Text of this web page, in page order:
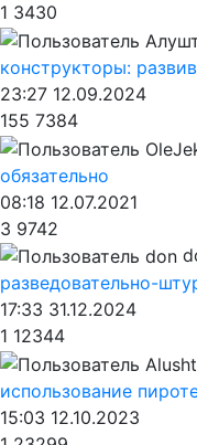
1 3430
конструкторы:
23:27 12.09.2024
155 7384
обязательно
08:18 12.07.2021
3 9742
разведовательно-
17:33 31.12.2024
1 12344
использование
15:03 12.10.2023